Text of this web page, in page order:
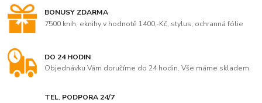
BONUSY ZDARMA
7500 knih, eknihy v hodnotě 1400,-Kč, stylus, ochranná fólie
DO 24 HODIN
Objednávku Vám doručíme do 24 hodin. Vše máme skladem
TEL. PODPORA 24/7